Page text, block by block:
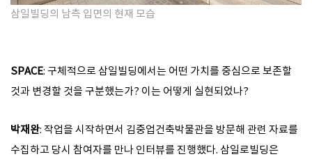
삼일빌딩의 남측 입면의 현재 모습
SPACE: 구체적으로 삼일빌딩에서는 어떤 가치를 중심으로 보존할
것과 변경할 것을 구분했는가? 이는 어떻게 실현되었나?
박재완: 작업을 시작하면서 김중업건축박물관을 방문해 관련 자료를
수집하고 당시 참여자를 만나 인터뷰를 진행했다. 삼일로빌딩은